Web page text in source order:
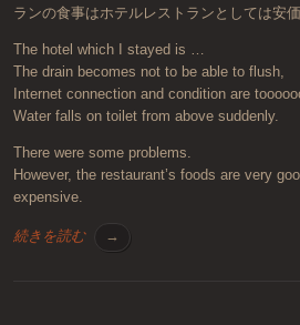
ランの食事はホテルレストランとしては安
The hotel which I stayed is …
The drain becomes not to be able to flush,
Internet connection and condition are
Water falls on toilet from above suddenly.
There were some problems.
However, the restaurant’s foods are very
expensive.
続きを読む →